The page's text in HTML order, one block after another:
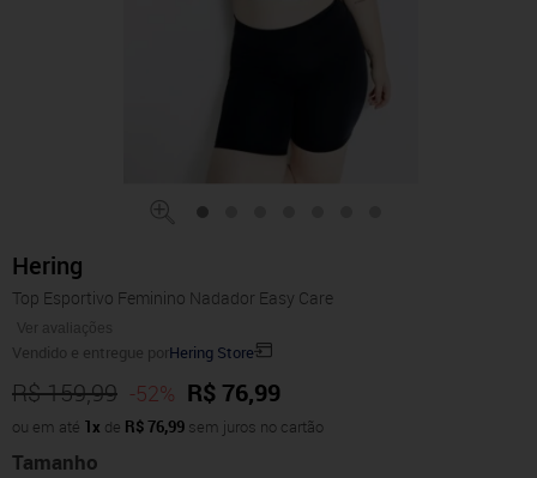
Hering
Top Esportivo Feminino Nadador Easy Care
Ver avaliações
Vendido e entregue porHering Store
R$ 159,99 -52% R$ 76,99
ou em até 1x de R$ 76,99 sem juros no cartão
Tamanho